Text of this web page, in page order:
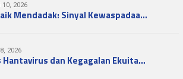
2026
Mendadak: Sinyal Kewaspadaa…
2026
Hantavirus dan Kegagalan Ekuita…